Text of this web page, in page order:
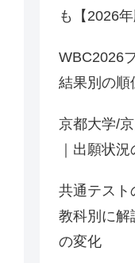
も【2026年
WBC2026
結果別の順
京都大学/
｜出願状
共通テスト
教科別に解
の変化